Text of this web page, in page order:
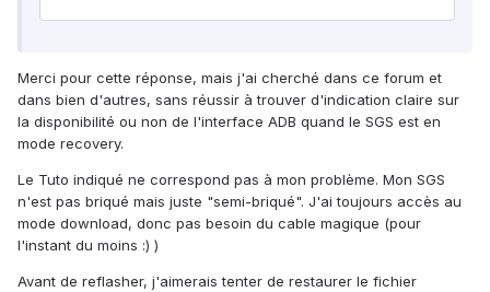
Merci pour cette réponse, mais j'ai cherché dans ce forum et
dans bien d'autres, sans réussir à trouver d'indication claire sur
la disponibilité ou non de l'interface ADB quand le SGS est en
mode recovery.
Le Tuto indiqué ne correspond pas à mon problème. Mon SGS
n'est pas briqué mais juste "semi-briqué". J'ai toujours accès au
mode download, donc pas besoin du cable magique (pour
l'instant du moins :) )
Avant de reflasher, j'aimerais tenter de restaurer le fichier